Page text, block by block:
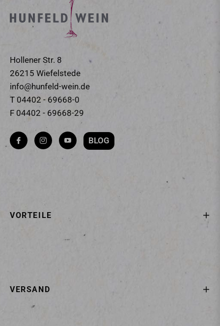
Hollener Str. 8
26215 Wiefelstede
info@hunfeld-wein.de
T 04402 - 69668-0
F 04402 - 69668-29
Fb Ins You
BLOG
VORTEILE
VERSAND